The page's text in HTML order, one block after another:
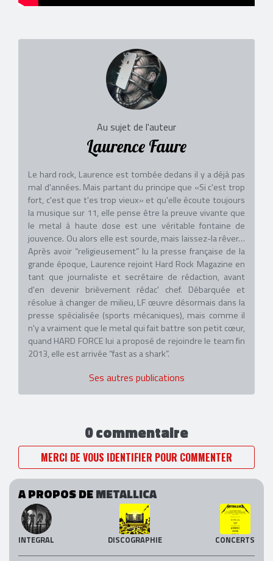
Au sujet de l'auteur
Laurence Faure
Le hard rock, Laurence est tombée dedans il y a déjà pas
mal d'années. Mais partant du principe que «Si c'est trop
fort, c'est que t'es trop vieux» et qu'elle écoute toujours
la musique sur 11, elle pense être la preuve vivante que
le metal à haute dose est une véritable fontaine de
jouvence. Ou alors elle est sourde, mais laissez-la rêver…
Après avoir “religieusement” lu la presse française de la
grande époque, Laurence rejoint Hard Rock Magazine en
tant que journaliste et secrétaire de rédaction, avant
d'en devenir brièvement rédac' chef. Débarquée et
résolue à changer de milieu, LF œuvre désormais dans la
presse spécialisée (sports mécaniques), mais comme il
n'y a vraiment que le metal qui fait battre son petit cœur,
quand HARD FORCE lui a proposé de rejoindre le team fin
2013, elle est arrivée “fast as a shark”.
Ses autres publications
0 commentaire
MERCI DE VOUS IDENTIFIER POUR COMMENTER
A PROPOS DEMETALLICA
INTEGRAL DISCOGRAPHIE CONCERTS